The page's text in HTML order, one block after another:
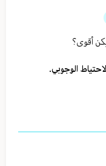
أقوى؟
الوجوبي.